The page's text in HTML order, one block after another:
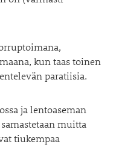
kun taas toinen
paratiisia.
ja lentoaseman
muitta
tiukempaa